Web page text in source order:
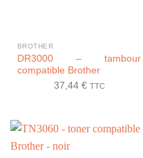
BROTHER
DR3000 – tambour
compatible Brother
37,44 € TTC